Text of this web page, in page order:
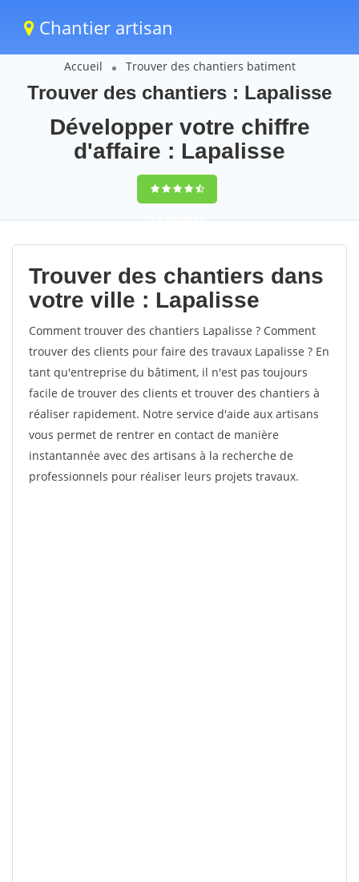
Chantier artisan
Accueil Trouver des chantiers batiment
Trouver des chantiers : Lapalisse
Développer votre chiffre
d'affaire : Lapalisse
9,5(100%)59
votes
Trouver des chantiers dans
votre ville : Lapalisse
Comment trouver des chantiers Lapalisse ? Comment
trouver des clients pour faire des travaux Lapalisse ? En
tant qu'entreprise du bâtiment, il n'est pas toujours
facile de trouver des clients et trouver des chantiers à
réaliser rapidement. Notre service d'aide aux artisans
vous permet de rentrer en contact de manière
instantannée avec des artisans à la recherche de
professionnels pour réaliser leurs projets travaux.